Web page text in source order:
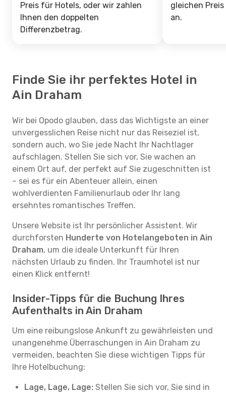
Preis für Hotels, oder wir zahlen
Ihnen den doppelten
Differenzbetrag.
gleichen
an.
Finde Sie ihr perfektes Hotel in
Ain Draham
Wir bei Opodo glauben, dass das Wichtigste an einer
unvergesslichen Reise nicht nur das Reiseziel ist,
sondern auch, wo Sie jede Nacht Ihr Nachtlager
aufschlagen. Stellen Sie sich vor, Sie wachen an
einem Ort auf, der perfekt auf Sie zugeschnitten ist
– sei es für ein Abenteuer allein, einen
wohlverdienten Familienurlaub oder Ihr lang
ersehntes romantisches Treffen.
Unsere Website ist Ihr persönlicher Assistent. Wir
durchforsten Hunderte von Hotelangeboten in Ain
Draham, um die ideale Unterkunft für Ihren
nächsten Urlaub zu finden. Ihr Traumhotel ist nur
einen Klick entfernt!
Insider-Tipps für die Buchung Ihres
Aufenthalts in Ain Draham
Um eine reibungslose Ankunft zu gewährleisten und
unangenehme Überraschungen in Ain Draham zu
vermeiden, beachten Sie diese wichtigen Tipps für
Ihre Hotelbuchung:
Lage, Lage, Lage: Stellen Sie sich vor, Sie sind in